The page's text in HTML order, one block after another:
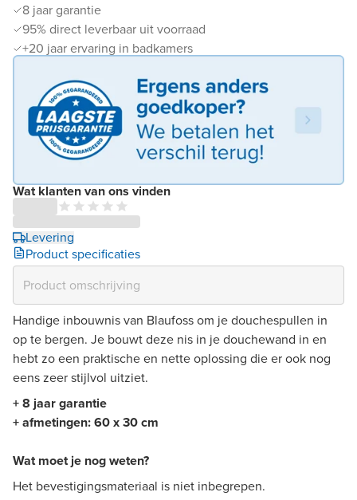
8 jaar garantie
95% direct leverbaar uit voorraad
+20 jaar ervaring in badkamers
Wat klanten van ons vinden
Levering
Product specificaties
Handige inbouwnis van Blaufoss om je douchespullen in
op te bergen. Je bouwt deze nis in je douchewand in en
hebt zo een praktische en nette oplossing die er ook nog
eens zeer stijlvol uitziet.
+ 8 jaar garantie
+ afmetingen: 60 x 30 cm
Wat moet je nog weten?
Het bevestigingsmateriaal is niet inbegrepen.